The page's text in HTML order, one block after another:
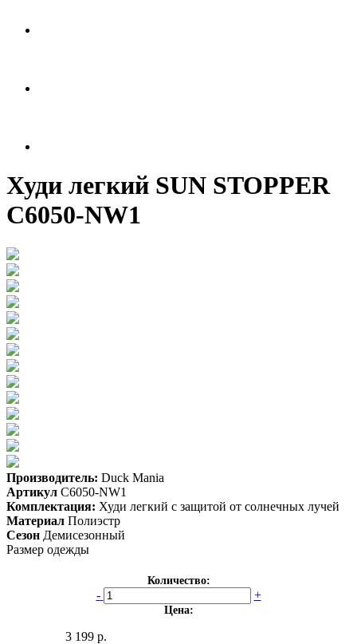
Худи легкий SUN STOPPER
C6050-NW1
Производитель: Duck Mania
Артикул C6050-NW1
Комплектация: Худи легкий с защитой от солнечных лучей
Материал Полиэстр
Сезон Демисезонный
Размер одежды
Количество:
- +
Цена:
3 199 р.